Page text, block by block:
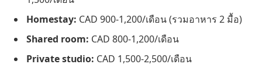
Homestay: CAD 900-1,200/เดือน (รวมอาหาร 2 มื้อ)
Shared room: CAD 800-1,200/เดือน
Private studio: CAD 1,500-2,500/เดือน